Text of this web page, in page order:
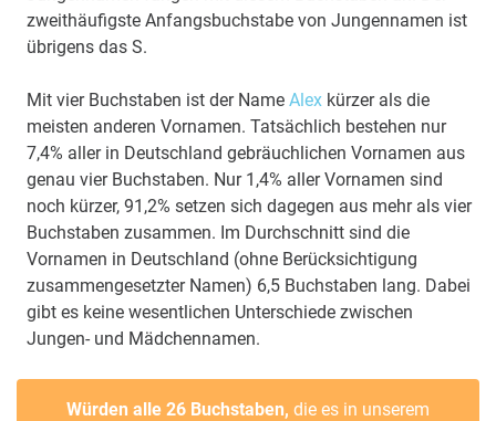
zweithäufigste Anfangsbuchstabe von Jungennamen ist
übrigens das S.
Mit vier Buchstaben ist der Name Alex kürzer als die
meisten anderen Vornamen. Tatsächlich bestehen nur
7,4% aller in Deutschland gebräuchlichen Vornamen aus
genau vier Buchstaben. Nur 1,4% aller Vornamen sind
noch kürzer, 91,2% setzen sich dagegen aus mehr als vier
Buchstaben zusammen. Im Durchschnitt sind die
Vornamen in Deutschland (ohne Berücksichtigung
zusammengesetzter Namen) 6,5 Buchstaben lang. Dabei
gibt es keine wesentlichen Unterschiede zwischen
Jungen- und Mädchennamen.
Würden alle 26 Buchstaben, die es in unserem